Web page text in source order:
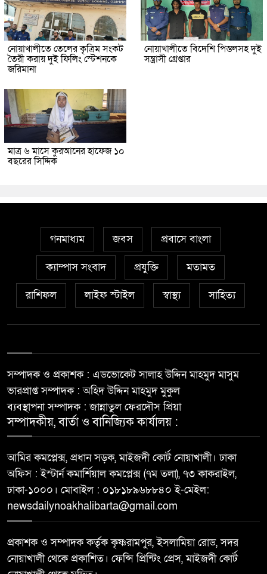
নোয়াখালীতে তেলের কৃত্রিম সংকট
তৈরী করায় দুই ফিলিং স্টেশনকে
জরিমানা
নোয়াখালীতে বিদেশি পিস্তলসহ দুই
সন্ত্রাসী গ্রেপ্তার
মাত্র ৬ মাসে কুরআনের হাফেজ ১০
বছরের সিদ্দিক
গনমাধ্যম জবস প্রবাসে বাংলা
ক্যাম্পাস সংবাদ প্রযুক্তি মতামত
রাশিফল লাইফ স্টাইল স্বাস্থ্য সাহিত্য
সম্পাদক ও প্রকাশক : এডভোকেট সালাহ উদ্দিন মাহমুদ মাসুম
ভারপ্রাপ্ত সম্পাদক : অহিদ উদ্দিন মাহমুদ মুকুল
ব্যবস্থাপনা সম্পাদক : জান্নাতুল ফেরদৌস প্রিয়া
সম্পাদকীয়, বার্তা ও বানিজ্যিক কার্যালয় :
আমির কমপ্লেক্স, প্রধান সড়ক, মাইজদী কোর্ট নোয়াখালী। ঢাকা
অফিস : ইস্টার্ন কমার্শিয়াল কমপ্লেক্স (৭ম তলা), ৭৩ কাকরাইল,
ঢাকা-১০০০। মোবাইল : ০১৮১৮৯৬৮৮৪০ ই-মেইল:
newsdailynoakhalibarta@gmail.com
প্রকাশক ও সম্পাদক কর্তৃক কৃষ্ণরামপুর, ইসলামিয়া রোড, সদর
নোয়াখালী থেকে প্রকাশিত। ফেন্সি প্রিন্টিং প্রেস, মাইজদী কোর্ট